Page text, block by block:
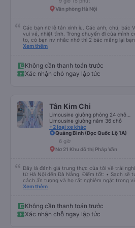
Văn phòng Hà Nội
Các bạn nữ lễ tân xinh iu. Các anh, chú, bác
vui vẻ, nhiệt tình. Trong chuyến đi của mình có 2 gia đình bác lớn tuổi nc khá
to, có bạn nv nhắc nhở thì 2 bác mắng lại
xấu thì mình ngược lại nha. Bạn ấy nhắc nhở
bạn ấy nha. Nếu bạn ấy bị trừ thì bảo bạn ấy
trợ ạ. Số mình đuôi 666, chuyến ĐH-NT ngày
iu còn đổi cho mình phòng đơn sang đôi xong
Xem thêm
Không cần thanh toán trước
Xác nhận chỗ ngay lập tức
Tân Kim Chi
Limousine giường nằm 36 chỗ
+2 loại xe khác
Quảng Bình (Dọc Quốc Lộ 1A)
6 giờ
Nơ 21 Khu đô thị Pháp Vân
Đây là đánh giá trung thực của tôi về trải
từ Hà Nội đến Đà Nẵng. Điểm tốt: • Sạch sẽ
cách ấn tượng và họ rất nghiêm ngặt trong
không được phép ăn trên xe. Đây là lần đầu
suốt chuyến đi. • Tùy chọn sạc: Có sẵn cổng
là lần đầu tiên tôi thấy. • Môi trường yên tĩnh
đèn không cần thiết hoặc bật nhạc lớn, giúp
Xem thêm
Không cần thanh toán trước
Xác nhận chỗ ngay lập tức